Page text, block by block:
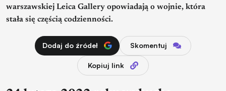
warszawskiej Leica Gallery opowiadają o wojnie, która
stała się częścią codzienności.
Dodaj do źródeł Skomentuj
Kopiuj link